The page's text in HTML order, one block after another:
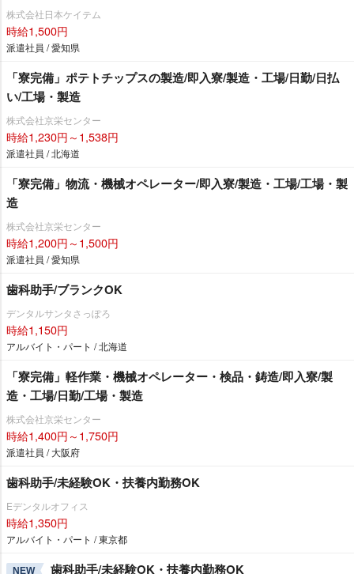
株式会社日本ケイテム
時給1,500円
派遣社員 / 愛知県
「寮完備」ポテトチップスの製造/即入寮/製造・工場/日勤/日払
い/工場・製造
株式会社京栄センター
時給1,230円～1,538円
派遣社員 / 北海道
「寮完備」物流・機械オペレーター/即入寮/製造・工場/工場・製
造
株式会社京栄センター
時給1,200円～1,500円
派遣社員 / 愛知県
歯科助手/ブランクOK
デンタルサンタさっぽろ
時給1,150円
アルバイト・パート / 北海道
「寮完備」軽作業・機械オペレーター・検品・鋳造/即入寮/製
造・工場/日勤/工場・製造
株式会社京栄センター
時給1,400円～1,750円
派遣社員 / 大阪府
歯科助手/未経験OK・扶養内勤務OK
Eデンタルオフィス
時給1,350円
アルバイト・パート / 東京都
NEW 歯科助手/未経験OK・扶養内勤務OK